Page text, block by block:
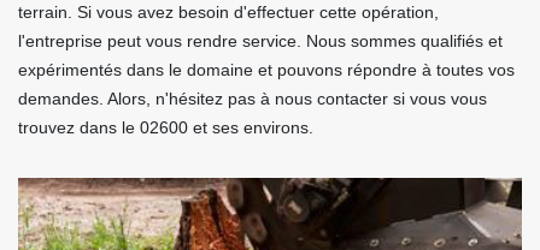
terrain. Si vous avez besoin d'effectuer cette opération,
l'entreprise peut vous rendre service. Nous sommes qualifiés et
expérimentés dans le domaine et pouvons répondre à toutes vos
demandes. Alors, n'hésitez pas à nous contacter si vous vous
trouvez dans le 02600 et ses environs.